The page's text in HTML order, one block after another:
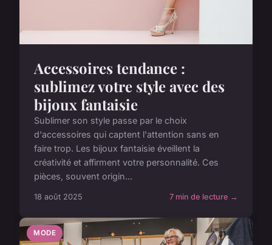
Accessoires tendance :
sublimez votre style avec des
bijoux fantaisie
Sublimer son style passe par le choix
d'accessoires qui captent l'attention sans en
faire trop. Les bijoux fantaisie éveillent la
créativité et affirment votre personnalité. Ces
pièces, souvent origin...
18 août 2025 7 min de lecture →
MODE